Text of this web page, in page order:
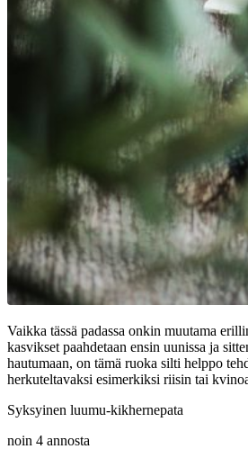
Vaikka tässä padassa onkin muutama
kasvikset paahdetaan ensin uunissa ja
hautumaan, on tämä ruoka silti helppo
herkuteltavaksi esimerkiksi riisin tai
Syksyinen luumu-kikhernepata
noin 4 annosta